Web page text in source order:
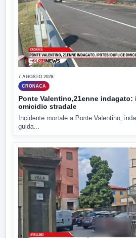
7 AGOSTO 2026
CRONACA
Ponte Valentino,21enne
omicidio stradale
Incidente mortale a Ponte Valentino,
guida...